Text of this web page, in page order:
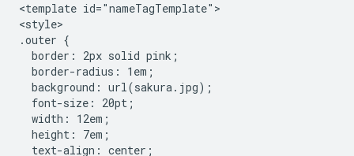
<template id="nameTagTemplate">
<style>
.outer {
  border: 2px solid pink;
  border-radius: 1em;
  background: url(sakura.jpg);
  font-size: 20pt;
  width: 12em;
  height: 7em;
  text-align: center;